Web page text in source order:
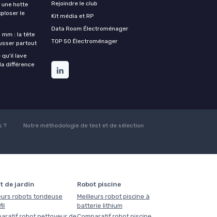
une hotte
le
mm : la tête
partout
qu'il lave
différence
Rejoindre le club
Kit média et RP
Data Room Électroménager
TOP 50 Électroménager
? Notre méthodologie de test et de sélection
de jardin
robots tondeuse
Robot piscine
Meilleurs robot piscine à
batterie lithium